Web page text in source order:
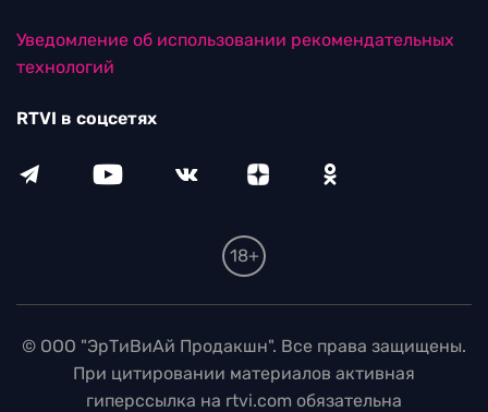
Уведомление об использовании рекомендательных
технологий
RTVI в соцсетях
18+
© ООО "ЭрТиВиАй Продакшн". Все права защищены.
При цитировании материалов активная
гиперссылка на rtvi.com обязательна